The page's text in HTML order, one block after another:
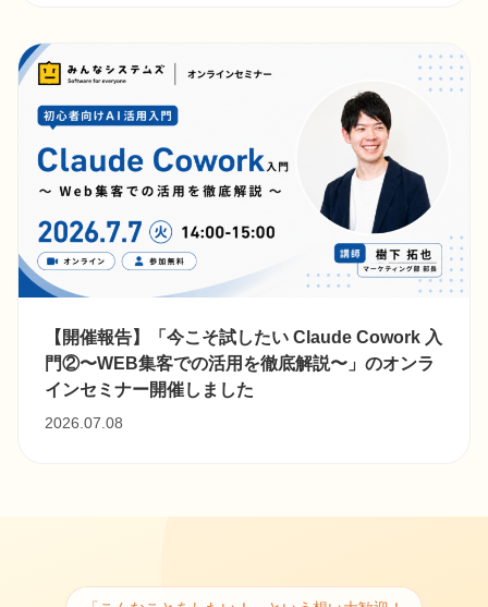
【開催報告】「今こそ試したい Claude Cowork 入
門②〜WEB集客での活用を徹底解説〜」のオンラ
インセミナー開催しました
2026.07.08